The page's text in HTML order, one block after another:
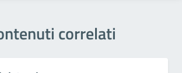
correlati